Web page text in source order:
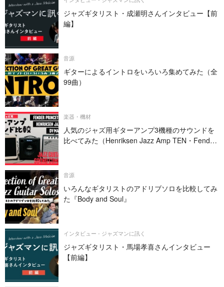
ジャズギタリスト・成瀬明さんインタビュー【前
編】
音源
ギターによるイントロをいろいろ集めてみた（全
99曲）
楽器・機材
人気のジャズ用ギターアンプ3機種のサウンドを
比べてみた（Henriksen Jazz Amp TEN・Fender
音源
いろんなギタリストのアドリブソロを比較してみ
た『Body and Soul』
インタビュー - ジャズマンに訊く
ジャズギタリスト・馬場孝喜さんインタビュー
【前編】